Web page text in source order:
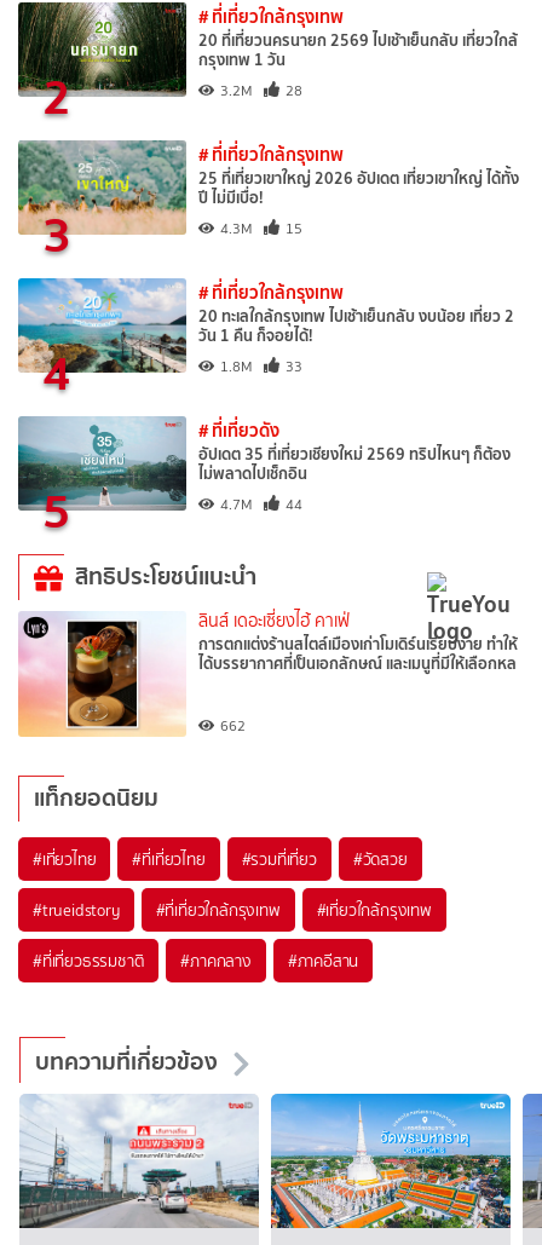
2
# ที่เที่ยวใกล้กรุงเทพ
20 ที่เที่ยวนครนายก 2569 ไปเช้าเย็นกลับ เที่ยวใกล้
กรุงเทพ 1 วัน
3.2M 28
3
# ที่เที่ยวใกล้กรุงเทพ
25 ที่เที่ยวเขาใหญ่ 2026 อัปเดต เที่ยวเขาใหญ่ ได้ทั้ง
ปี ไม่มีเบื่อ!
4.3M 15
4
# ที่เที่ยวใกล้กรุงเทพ
20 ทะเลใกล้กรุงเทพ ไปเช้าเย็นกลับ งบน้อย เที่ยว 2
วัน 1 คืน ก็จอยได้!
1.8M 33
5
# ที่เที่ยวดัง
อัปเดต 35 ที่เที่ยวเชียงใหม่ 2569 ทริปไหนๆ ก็ต้อง
ไม่พลาดไปเช็กอิน
4.7M 44
สิทธิประโยชน์แนะนำ
ลินส์ เดอะเซี่ยงไฮ้ คาเฟ่
การตกแต่งร้านสไตล์เมืองเก่าโมเดิร์นเรียบง่าย ทำให้
ได้บรรยากาศที่เป็นเอกลักษณ์ และเมนูที่มีให้เลือกหล
662
แท็กยอดนิยม
#เที่ยวไทย #ที่เที่ยวไทย #รวมที่เที่ยว #วัดสวย
#trueidstory #ที่เที่ยวใกล้กรุงเทพ #เที่ยวใกล้กรุงเทพ
#ที่เที่ยวธรรมชาติ #ภาคกลาง #ภาคอีสาน
บทความที่เกี่ยวข้อง